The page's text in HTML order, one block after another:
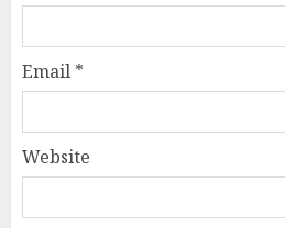
Email *
Website